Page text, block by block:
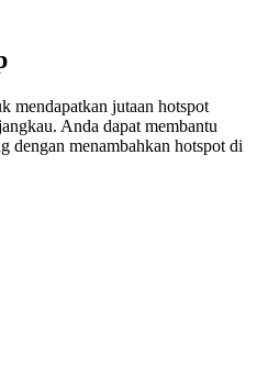
mendapatkan jutaan hotspot
Anda dapat membantu
dengan menambahkan hotspot di